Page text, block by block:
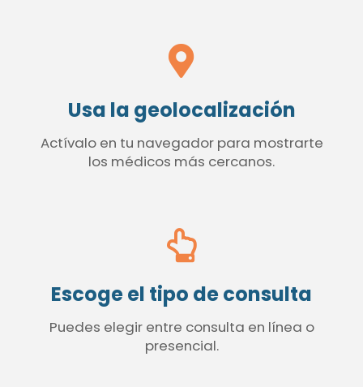
Usa la geolocalización
Actívalo en tu navegador para mostrarte
los médicos más cercanos.
Escoge el tipo de consulta
Puedes elegir entre consulta en línea o
presencial.